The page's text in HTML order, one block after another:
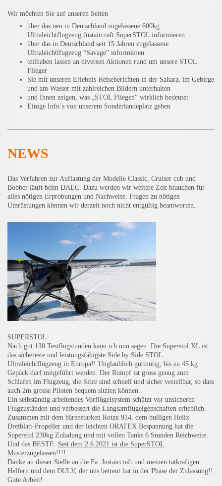
Wir möchten Sie auf unseren Seiten
über das neu in Deutschland zugelassene 600kg
Ultraleichtflugzeug Justaircraft SuperSTOL informieren
über das in Deutschland seit 15 Jahren zugelassene
Ultraleichtlfugzeug “Savage” informieren
teilhaben lassen an diversen Aktionen rund um unsere STOL
Flieger
Sie mit unseren Erlebnis-Reiseberichten in der Sahara, im Gebirge
und am Wasser mit zahlreichen Bildern unterhalten
und Ihnen zeigen, was „STOL Fliegen“ wirklich bedeutet
Einige Info´s von unserem Sonderlandeplatz geben
NEWS
Das Verfahren zur Auflastung der Modelle Classic, Cruiser cub und
Bobber läuft beim DAEC. Dazu werden wir weitere Zeit brauchen für
alles nötigen Erprobungen und Nachweise. Fragen zu nötigen
Umrüstungen können wir derzeit noch nicht entgültig beantworten.
SUPERSTOL:
Nach gut 130 Testflugstunden kann ich nun sagen: Die Superstol XL ist
das sichereste und leistungsfähigste Side by Side STOL
Ultraleichtflugzeug in Europa!! Unglaublich gutmütig, bis zu 45 kg
Gepäck darf mitgeführt werden. Der Rumpf ist gross genug zum
Schlafen im Flugzeug, die Sitze sind schnell und sicher vestellbar, so dass
auch 2m grosse Piloten bequem sitzten können.
Ein selbständig arbeitendes Vorflügelsystem schützt vor unsicheren
Flugzuständen und verbessert die Langsamflugeigenschaften erheblich.
Zusammen mit dem bärenstarken Rotax 914, dem bulligen Helix
Dreiblatt-Propeller und der leichten ORATEX Bespannung hat die
Superstol 230kg Zuladung und mit vollen Tanks 6 Stunden Reichweite.
Und das BESTE: Seit dem 2.6.2021 ist die SuperSTOL
Musterzugelassen!!!!
Danke an dieser Stelle an die Fa. Justaircraft und meinen tatkräfigen
Helfern und dem DULV, der uns betreut hat in der Phase der Zulassung!!
Gute Arbeit!